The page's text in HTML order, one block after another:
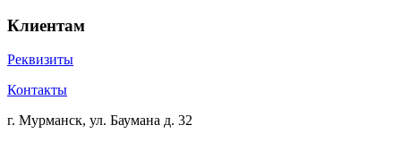
Клиентам
Реквизиты
Контакты
г. Мурманск, ул. Баумана д. 32